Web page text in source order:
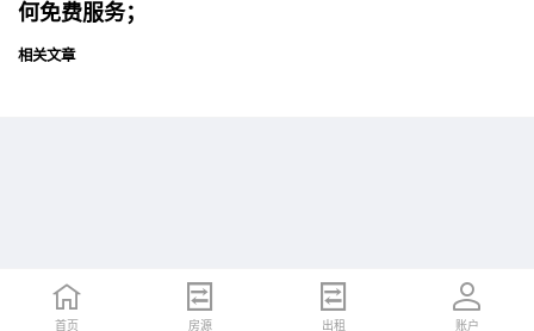
何免费服务；
相关文章
首页 招聘 简历 账户
首页 房源 出租 账户